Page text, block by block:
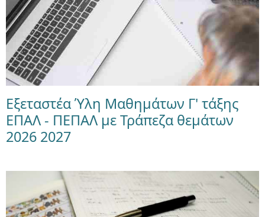
Εξεταστέα Ύλη Μαθημάτων Γ' τάξης
ΕΠΑΛ - ΠΕΠΑΛ με Τράπεζα θεμάτων
2026 2027